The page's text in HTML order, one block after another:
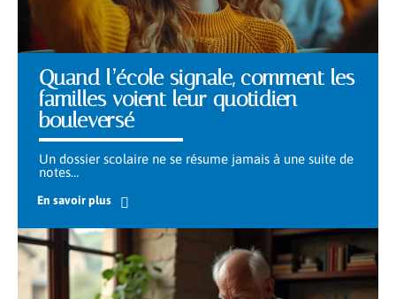
Quand l’école signale, comment les
familles voient leur quotidien
bouleversé
Un dossier scolaire ne se résume jamais à une suite de
notes…
En savoir plus